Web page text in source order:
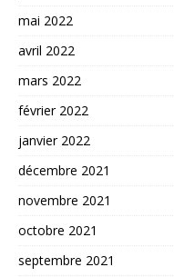
mai 2022
avril 2022
mars 2022
février 2022
janvier 2022
décembre 2021
novembre 2021
octobre 2021
septembre 2021